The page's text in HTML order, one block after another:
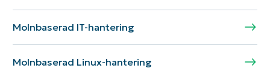
Molnbaserad IT-hantering
Molnbaserad Linux-hantering